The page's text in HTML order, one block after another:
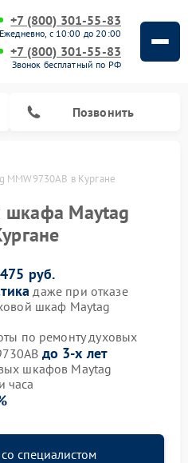
+7 (800) 301-55-83
Ежедневно, с 10:00 до 20:00
+7 (800) 301-55-83
Звонок бесплатный по РФ
Позвонить
MMW9730AB в Кургане
шкафа Maytag
руб.
даже при отказе
шкаф Maytag
по ремонту духовых
до 3-х лет
шкафов Maytag
часа
специалистом